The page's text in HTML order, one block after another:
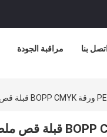
مراقبة الجودة اتصل بنا